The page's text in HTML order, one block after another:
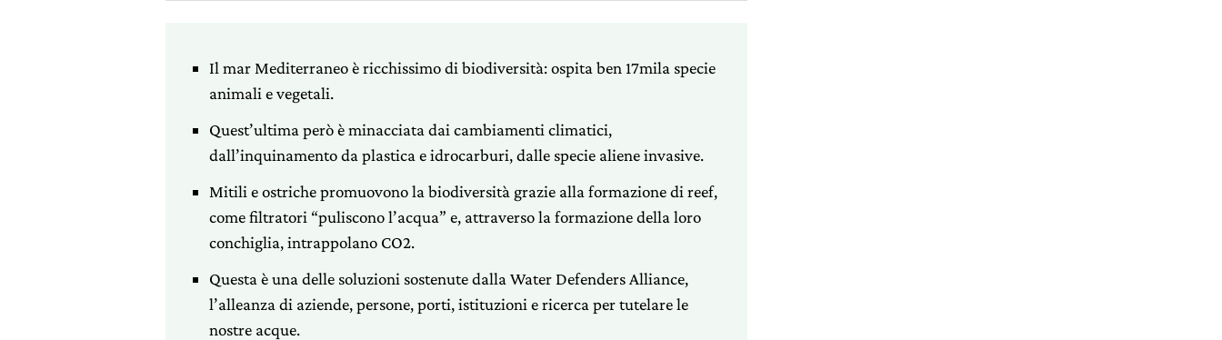
Il mar Mediterraneo è ricchissimo di biodiversità: ospita ben 17mila specie
animali e vegetali.
Quest’ultima però è minacciata dai cambiamenti climatici,
dall’inquinamento da plastica e idrocarburi, dalle specie aliene invasive.
Mitili e ostriche promuovono la biodiversità grazie alla formazione di reef,
come filtratori “puliscono l’acqua” e, attraverso la formazione della loro
conchiglia, intrappolano CO2.
Questa è una delle soluzioni sostenute dalla Water Defenders Alliance,
l’alleanza di aziende, persone, porti, istituzioni e ricerca per tutelare le
nostre acque.